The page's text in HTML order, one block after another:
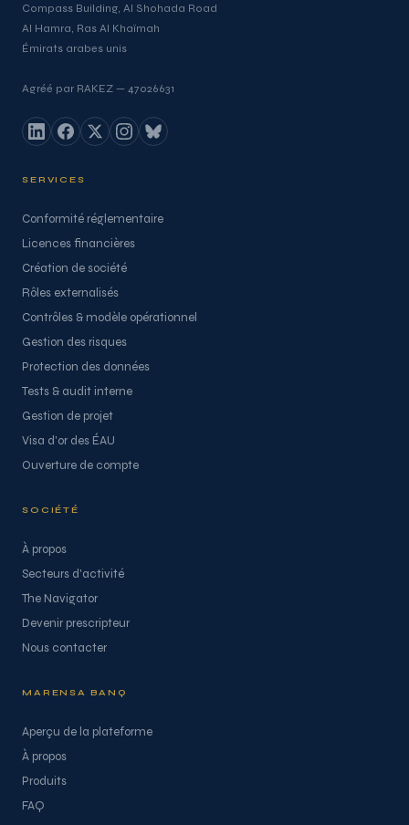
Compass Building, Al Shohada Road
Al Hamra, Ras Al Khaïmah
Émirats arabes unis
Agréé par RAKEZ — 47026631
SERVICES
Conformité réglementaire
Licences financières
Création de société
Rôles externalisés
Contrôles & modèle opérationnel
Gestion des risques
Protection des données
Tests & audit interne
Gestion de projet
Visa d'or des ÉAU
Ouverture de compte
MARENSA BANQ
Aperçu de la plateforme
À propos
Produits
FAQ
SOCIÉTÉ
À propos
Secteurs d'activité
The Navigator
Devenir prescripteur
Nous contacter